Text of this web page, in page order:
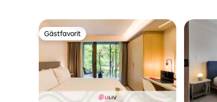
Gästfavorit
Gästfavorit